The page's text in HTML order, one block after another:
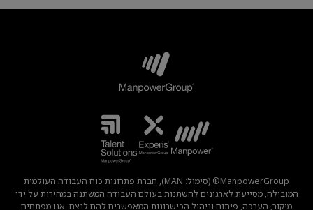
ManpowerGroup® (סימול: MAN), חברת פתרונות כוח העבודה העולמית
המובילה, מסייעת לארגונים להשתנות בעולם העבודה המשתנה במהירות על ידי
מיקור, הערכה, פיתוח וניהול הכישרונות המאפשרים להם לנצח. אנו מפתחים